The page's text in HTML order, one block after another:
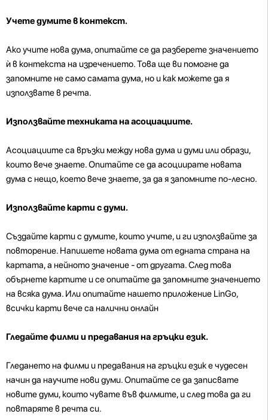
Учете думите в контекст.
Ако учите нова дума, опитайте се да разберете значението
ѝ в контекста на изречението. Това ще ви помогне да
запомните не само самата дума, но и как можете да я
използвате в речта.
Използвайте техниката на асоциациите.
Асоциациите са връзки между нова дума и думи или образи,
които вече знаете. Опитайте се да асоциирате новата
дума с нещо, което вече знаете, за да я запомните по-лесно.
Използвайте карти с думи.
Създайте карти с думите, които учите, и ги използвайте за
повторение. Напишете новата дума от едната страна на
картата, а нейното значение - от другата. След това
обърнете картите и се опитайте да запомните значението
на всяка дума. Или опитайте нашето приложение LinGo,
всички карти вече са налични онлайн
Гледайте филми и предавания на гръцки език.
Гледането на филми и предавания на гръцки език е чудесен
начин да научите нови думи. Опитайте се да записвате
новите думи, които чувате във филмите, и след това да ги
повтаряте в речта си.